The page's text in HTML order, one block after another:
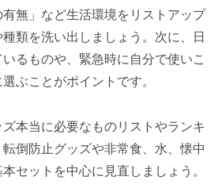
有無」など生活環境をリストアップ
類を洗い出しましょう。次に、日
るものや、緊急時に自分で使いこ
ぶことがポイントです。
本当に必要なものリストやランキ
倒防止グッズや非常食、水、懐中
セットを中心に見直しましょう。